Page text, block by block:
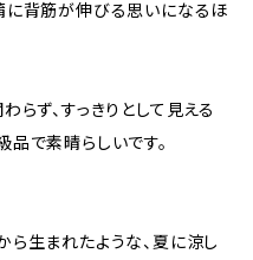
に背筋が伸びる思いになるほ
らず、すっきりとして見える
で素晴らしいです。
生まれたような、夏に涼し